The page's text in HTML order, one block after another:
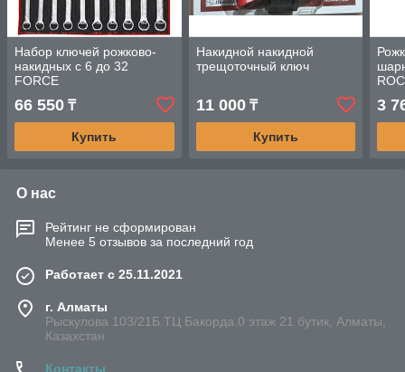
Набор ключей рожково-
накидных с 6 до 32
FORCE
66 550 ₸
Купить
Накидной накидной
трещоточный ключ
11 000₸
Купить
3
О нас
Рейтинг не сформирован
Менее 5 отзывов за последний год
Работает с 25.11.2021
г. Алматы
Рыскулова 103/21Б.ТЦ Бакорда.0 этаж 21 бутик, Алматы,
Казахстан
Контакты